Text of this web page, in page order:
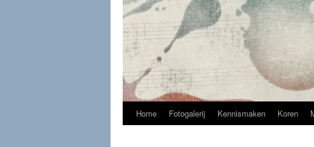
Home Fotogalerij Kennismaken Koren